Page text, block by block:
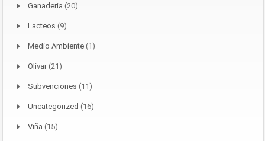
Ganaderia (20)
Lacteos (9)
Medio Ambiente (1)
Olivar(21)
Subvenciones (11)
Uncategorized (16)
Viña (15)